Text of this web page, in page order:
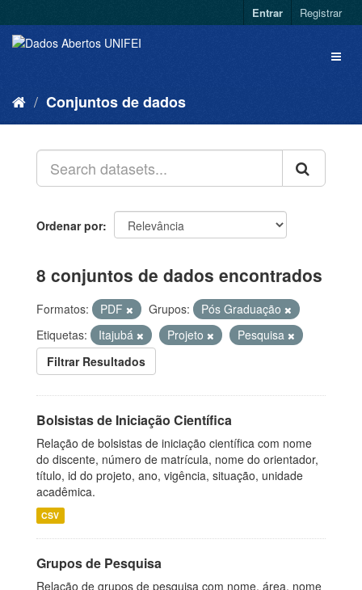
Entrar Registrar
Conjuntos de dados
Ordenar por
8 conjuntos de dados encontrados
Formatos: PDF Grupos:
Pós Graduação
Etiquetas:
Itajubá Projeto
Pesquisa
Filtrar Resultados
Bolsistas de Iniciação Científica
Relação de bolsistas de iniciação científica com nome
do discente, número de matrícula, nome do orientador,
título, id do projeto, ano, vigência, situação, unidade
acadêmica.
CSV
Grupos de Pesquisa
Relação de grupos de pesquisa com nome, área, nome